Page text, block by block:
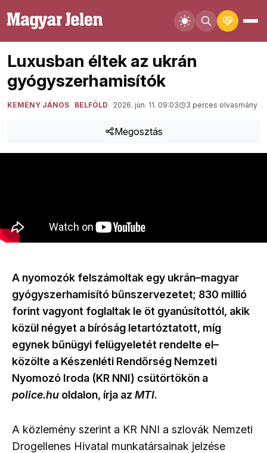
Luxusban éltek az ukrán
gyógyszerhamisítók
KEMÉNY JÁNOS BELFÖLD 2026. jún. 11. 09:03 3 perces olvasmány
Megosztás
A nyomozók felszámoltak egy ukrán–magyar
gyógyszerhamisító bűnszervezetet; 830 millió
forint vagyont foglaltak le öt gyanúsítottól, akik
közül négyet a bíróság letartóztatott, míg
egynek bűnügyi felügyeletét rendelte el–
közölte a Készenléti Rendőrség Nemzeti
Nyomozó Iroda (KR NNI) csütörtökön a
police.hu oldalon, írja az MTI.
A közlemény szerint a KR NNI a szlovák Nemzeti
Drogellenes Hivatal munkatársainak jelzése